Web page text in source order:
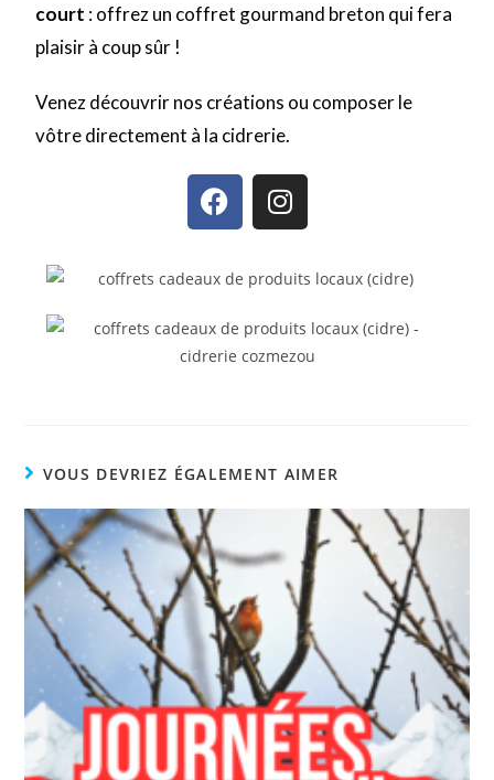
court : offrez un coffret gourmand breton qui fera
plaisir à coup sûr !
Venez découvrir nos créations ou composer le
vôtre directement à la cidrerie.
VOUS DEVRIEZ ÉGALEMENT AIMER